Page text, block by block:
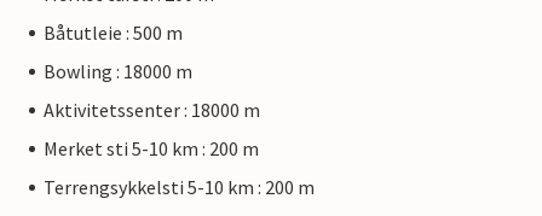
Båtutleie : 500 m
Bowling : 18000 m
Aktivitetssenter : 18000 m
Merket sti 5-10 km : 200 m
Terrengsykkelsti 5-10 km : 200 m